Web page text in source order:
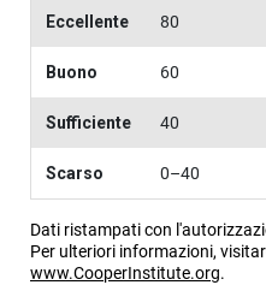
Eccellente 80
Buono 60
Sufficiente 40
Scarso 0–40
Dati ristampati con
Per ulteriori informazioni,
www.CooperInstitute.org.